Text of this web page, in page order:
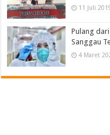
11 Juli
Pulang
Sanggau
4 Maret